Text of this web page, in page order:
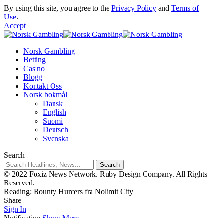
By using this site, you agree to the Privacy Policy and Terms of
Use.
Accept
Norsk Gambling
Betting
Casino
Blogg
Kontakt Oss
Norsk bokmål
Dansk
English
Suomi
Deutsch
Svenska
Search
© 2022 Foxiz News Network. Ruby Design Company. All Rights
Reserved.
Reading: Bounty Hunters fra Nolimit City
Share
Sign In